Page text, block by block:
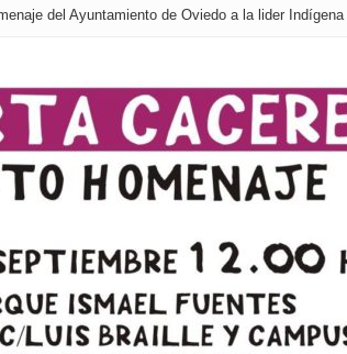
del Ayuntamiento de Oviedo a la lider